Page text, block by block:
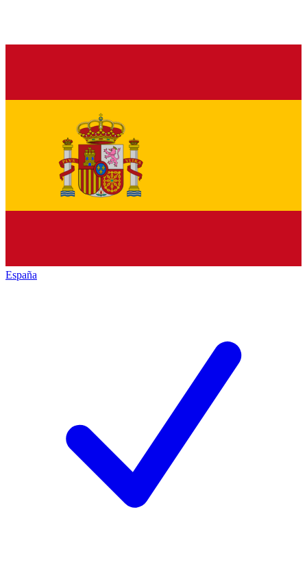
España